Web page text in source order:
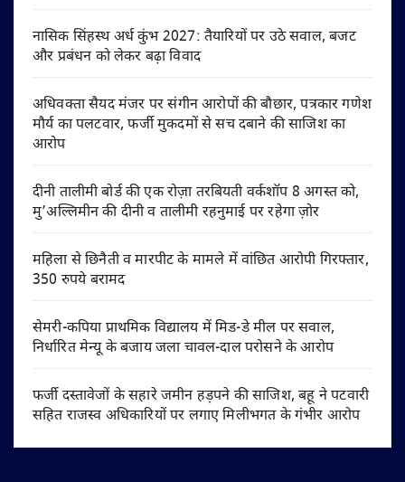
नासिक सिंहस्थ अर्ध कुंभ 2027: तैयारियों पर उठे सवाल, बजट
और प्रबंधन को लेकर बढ़ा विवाद
अधिवक्ता सैयद मंजर पर संगीन आरोपों की बौछार, पत्रकार गणेश
मौर्य का पलटवार, फर्जी मुकदमों से सच दबाने की साजिश का
आरोप
दीनी तालीमी बोर्ड की एक रोज़ा तरबियती वर्कशॉप 8 अगस्त को,
मु’अल्लिमीन की दीनी व तालीमी रहनुमाई पर रहेगा ज़ोर
महिला से छिनैती व मारपीट के मामले में वांछित आरोपी गिरफ्तार,
350 रुपये बरामद
सेमरी-कपिया प्राथमिक विद्यालय में मिड-डे मील पर सवाल,
निर्धारित मेन्यू के बजाय जला चावल-दाल परोसने के आरोप
फर्जी दस्तावेजों के सहारे जमीन हड़पने की साजिश, बहू ने पटवारी
सहित राजस्व अधिकारियों पर लगाए मिलीभगत के गंभीर आरोप